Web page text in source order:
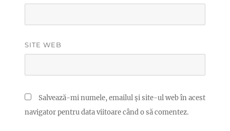
SITE WEB
Salvează-mi numele, emailul și site-ul web în acest
navigator pentru data viitoare când o să comentez.